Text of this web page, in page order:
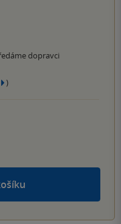
dopravci
)